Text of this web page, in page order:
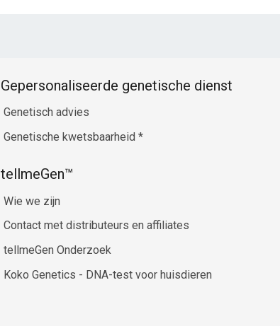
Gepersonaliseerde genetische dienst
Genetisch advies
Genetische kwetsbaarheid *
tellmeGen™
Wie we zijn
Contact met distributeurs en affiliates
tellmeGen Onderzoek
Koko Genetics - DNA-test voor huisdieren